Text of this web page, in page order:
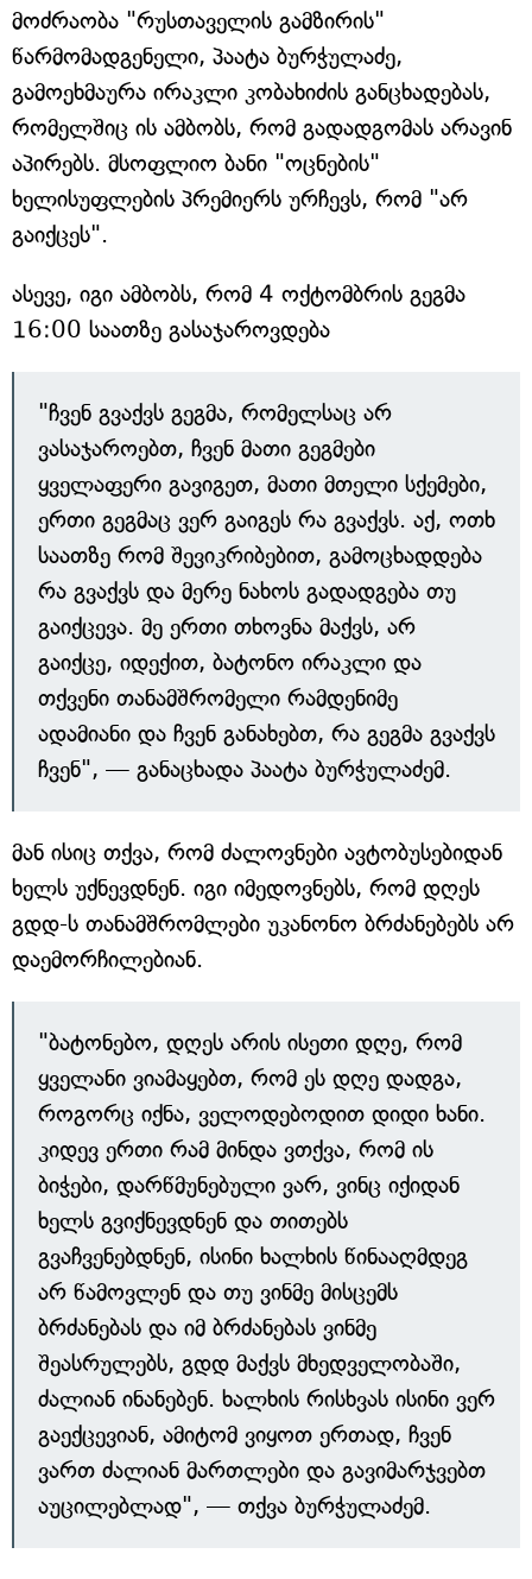
მოძრაობა "რუსთაველის გამზირის"
წარმომადგენელი, პაატა ბურჭულაძე,
გამოეხმაურა ირაკლი კობახიძის განცხადებას,
რომელშიც ის ამბობს, რომ გადადგომას არავინ
აპირებს. მსოფლიო ბანი "ოცნების"
ხელისუფლების პრემიერს ურჩევს, რომ "არ
გაიქცეს".
ასევე, იგი ამბობს, რომ 4 ოქტომბრის გეგმა
16:00 საათზე გასაჯაროვდება
"ჩვენ გვაქვს გეგმა, რომელსაც არ
ვასაჯაროებთ, ჩვენ მათი გეგმები
ყველაფერი გავიგეთ, მათი მთელი სქემები,
ერთი გეგმაც ვერ გაიგეს რა გვაქვს. აქ, ოთხ
საათზე რომ შევიკრიბებით, გამოცხადდება
რა გვაქვს და მერე ნახოს გადადგება თუ
გაიქცევა. მე ერთი თხოვნა მაქვს, არ
გაიქცე, იდექით, ბატონო ირაკლი და
თქვენი თანამშრომელი რამდენიმე
ადამიანი და ჩვენ განახებთ, რა გეგმა გვაქვს
ჩვენ", — განაცხადა პაატა ბურჭულაძემ.
მან ისიც თქვა, რომ ძალოვნები ავტობუსებიდან
ხელს უქნევდნენ. იგი იმედოვნებს, რომ დღეს
გდდ-ს თანამშრომლები უკანონო ბრძანებებს არ
დაემორჩილებიან.
"ბატონებო, დღეს არის ისეთი დღე, რომ
ყველანი ვიამაყებთ, რომ ეს დღე დადგა,
როგორც იქნა, ველოდებოდით დიდი ხანი.
კიდევ ერთი რამ მინდა ვთქვა, რომ ის
ბიჭები, დარწმუნებული ვარ, ვინც იქიდან
ხელს გვიქნევდნენ და თითებს
გვაჩვენებდნენ, ისინი ხალხის წინააღმდეგ
არ წამოვლენ და თუ ვინმე მისცემს
ბრძანებას და იმ ბრძანებას ვინმე
შეასრულებს, გდდ მაქვს მხედველობაში,
ძალიან ინანებენ. ხალხის რისხვას ისინი ვერ
გაექცევიან, ამიტომ ვიყოთ ერთად, ჩვენ
ვართ ძალიან მართლები და გავიმარჯვებთ
აუცილებლად", — თქვა ბურჭულაძემ.